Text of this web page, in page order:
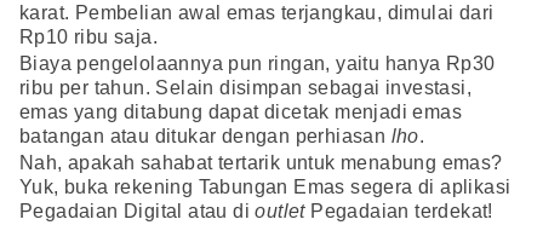
karat. Pembelian awal emas terjangkau, dimulai dari
Rp10 ribu saja.
Biaya pengelolaannya pun ringan, yaitu hanya Rp30
ribu per tahun. Selain disimpan sebagai investasi,
emas yang ditabung dapat dicetak menjadi emas
batangan atau ditukar dengan perhiasan lho.
Nah, apakah sahabat tertarik untuk menabung emas?
Yuk, buka rekening Tabungan Emas segera di aplikasi
Pegadaian Digital atau dioutletPegadaian terdekat!